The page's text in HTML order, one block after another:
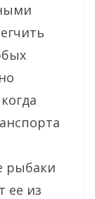
рыбаки
ее из